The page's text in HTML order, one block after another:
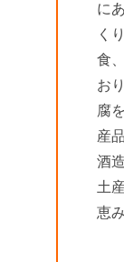
に
く
食
お
腐
産
酒
土
恵